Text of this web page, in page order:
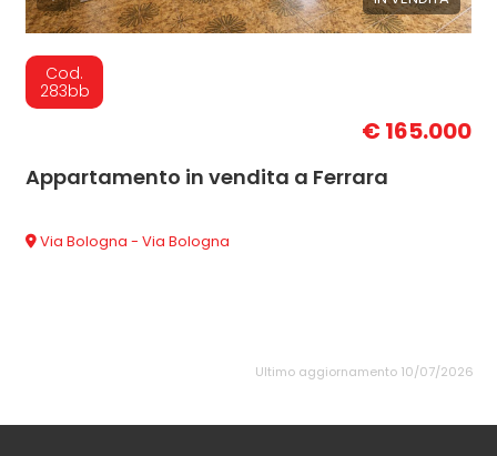
Cod.
283bb
€ 165.000
Appartamento in vendita a Ferrara
Via Bologna - Via Bologna
Ultimo aggiornamento 10/07/2026